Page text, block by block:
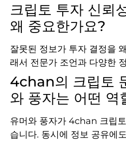
크립토 투자 신뢰
왜 중요한가요?
잘못된 정보가 투자 결정을
래서 전문가 조언과 다양한
4chan의 크립토
와 풍자는 어떤 역
유머와 풍자가 4chan 크립
습니다. 동시에 정보 공유에